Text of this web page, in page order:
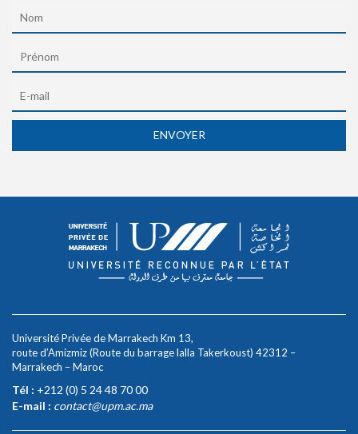
Université Privée de Marrakech Km 13,
route d’Amizmiz (Route du barrage lalla Takerkoust) 42312 –
Marrakech – Maroc
Tél : +212 (0) 5 24 48 70 00
E-mail : contact@upm.ac.ma